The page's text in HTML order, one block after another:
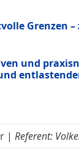
Grenzen
und
| Referent: